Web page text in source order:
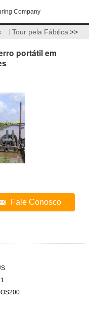
Company
Tour pela Fábrica >>
portátil em
Fale Conosco